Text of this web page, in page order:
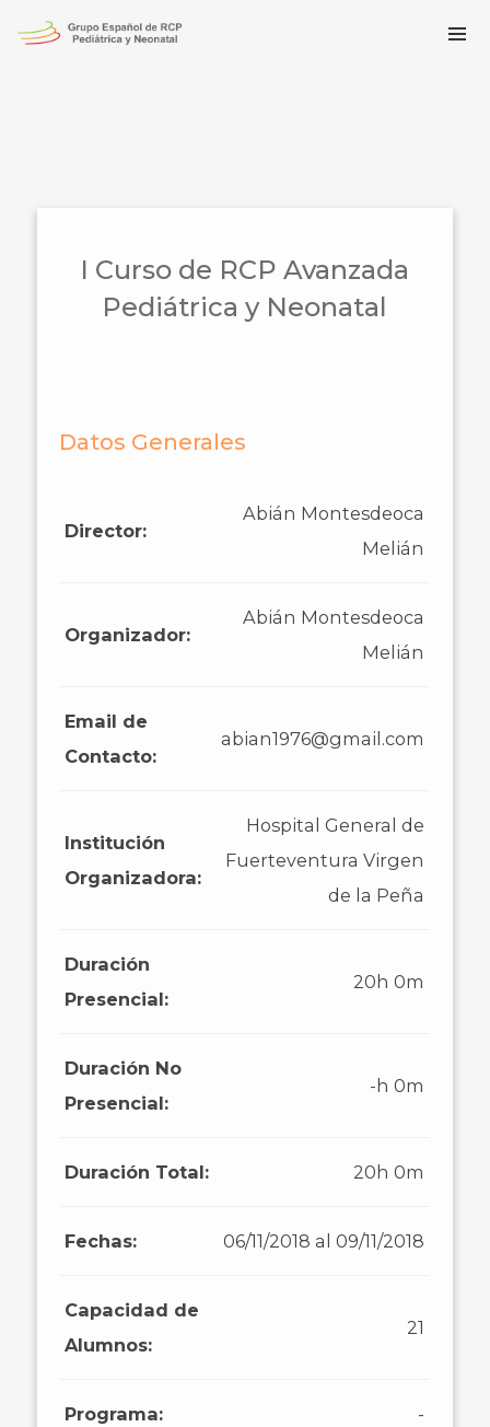
I Curso de RCP Avanzada
Pediátrica y Neonatal
Datos Generales
Director:
Abián Montesdeoca
Melián
Organizador:
Abián Montesdeoca
Melián
Email de
Contacto:
abian1976@gmail.com
Institución
Organizadora:
Hospital General de
Fuerteventura Virgen
de la Peña
Duración
Presencial:
20h 0m
Duración No
Presencial:
-h 0m
Duración Total: 20h 0m
Fechas: 06/11/2018 al 09/11/2018
Capacidad de
Alumnos:
21
Programa: -